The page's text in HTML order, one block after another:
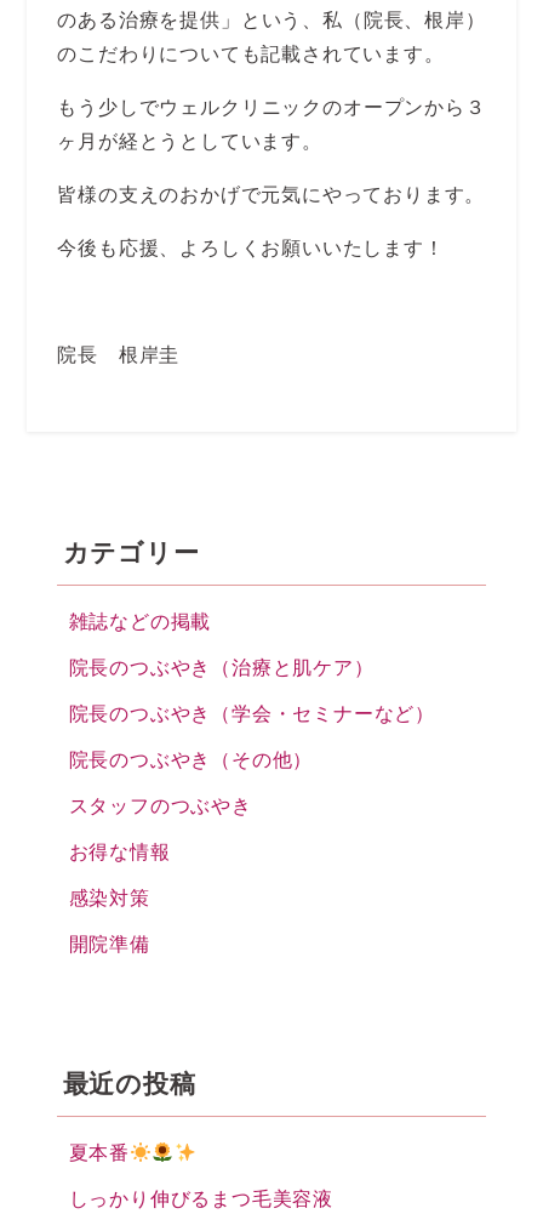
のある治療を提供」という、私（院長、根岸）
のこだわりについても記載されています。
もう少しでウェルクリニックのオープンから３
ヶ月が経とうとしています。
皆様の支えのおかげで元気にやっております。
今後も応援、よろしくお願いいたします！
院長 根岸圭
カテゴリー
雑誌などの掲載
院長のつぶやき（治療と肌ケア）
院長のつぶやき（学会・セミナーなど）
院長のつぶやき（その他）
スタッフのつぶやき
お得な情報
感染対策
開院準備
最近の投稿
夏本番
しっかり伸びるまつ毛美容液